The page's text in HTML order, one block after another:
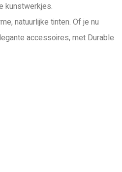
kunstwerkjes.
natuurlijke tinten. Of je nu
accessoires, met Durable